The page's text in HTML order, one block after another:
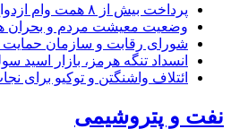
پرداخت بیش از ۸ همت وام ازدواج به زوج‌های جوان توسط بانک ملی ایران
وضعیت معیشت مردم و بحران های
شورای رقابت و سازمان حمایت
انسداد تنگه هرمز، بازار
ائتلاف واشنگتن و توکیو برای
نفت و پتروشیمی